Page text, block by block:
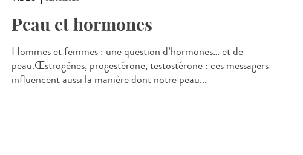
Peau et hormones
Hommes et femmes : une question d’hormones… et de
peau.Œstrogènes, progestérone, testostérone : ces messagers
influencent aussi la manière dont notre peau...